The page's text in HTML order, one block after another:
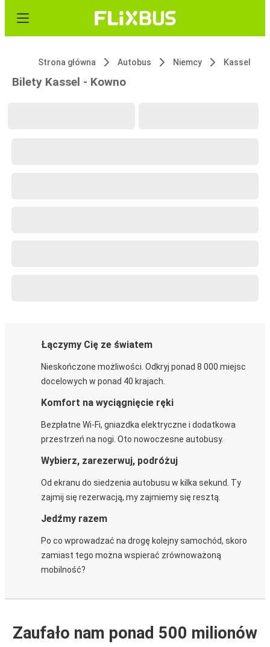
Strona główna Autobus Niemcy Kassel
Bilety Kassel - Kowno
Łączymy Cię ze światem
Nieskończone możliwości. Odkryj ponad 8 000 miejsc
docelowych w ponad 40 krajach.
Komfort na wyciągnięcie ręki
Bezpłatne Wi-Fi, gniazdka elektryczne i dodatkowa
przestrzeń na nogi. Oto nowoczesne autobusy.
Wybierz, zarezerwuj, podróżuj
Od ekranu do siedzenia autobusu w kilka sekund. Ty
zajmij się rezerwacją, my zajmiemy się resztą.
Jedźmy razem
Po co wprowadzać na drogę kolejny samochód, skoro
zamiast tego można wspierać zrównoważoną
mobilność?
Zaufało nam ponad 500 milionów